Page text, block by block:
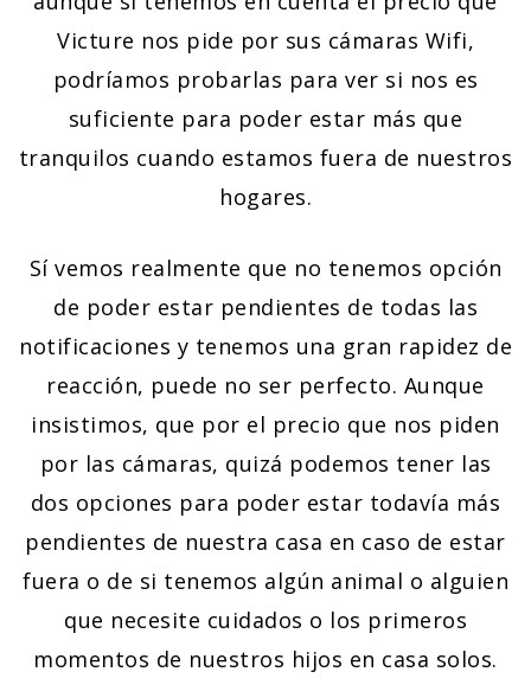
Victure nos pide por sus cámaras Wifi,
podríamos probarlas para ver si nos es
suficiente para poder estar más que
tranquilos cuando estamos fuera de nuestros
hogares.
Sí vemos realmente que no tenemos opción
de poder estar pendientes de todas las
notificaciones y tenemos una gran rapidez de
reacción, puede no ser perfecto. Aunque
insistimos, que por el precio que nos piden
por las cámaras, quizá podemos tener las
dos opciones para poder estar todavía más
pendientes de nuestra casa en caso de estar
fuera o de si tenemos algún animal o alguien
que necesite cuidados o los primeros
momentos de nuestros hijos en casa solos.